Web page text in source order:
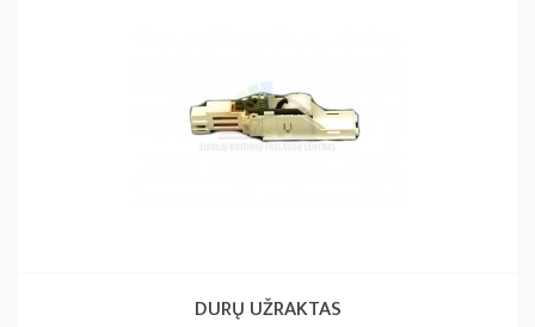
DURŲ UŽRAKTAS